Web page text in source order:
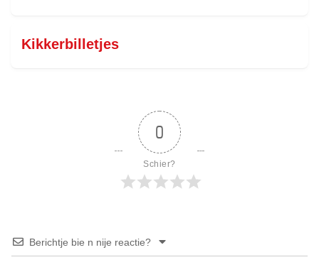
Kikkerbilletjes
0
Schier?
Berichtje bie n nije reactie?